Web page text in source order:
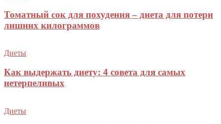
Томатный сок для похудения – диета для потери
лишних килограммов
Диеты
Как выдержать диету: 4 совета для самых
нетерпеливых
Диеты